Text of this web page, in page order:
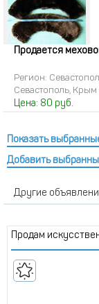
Продается
Регион:
Севастополь, Крым
Цена: 80 руб.
Показать
Добавить
Другие
Продам